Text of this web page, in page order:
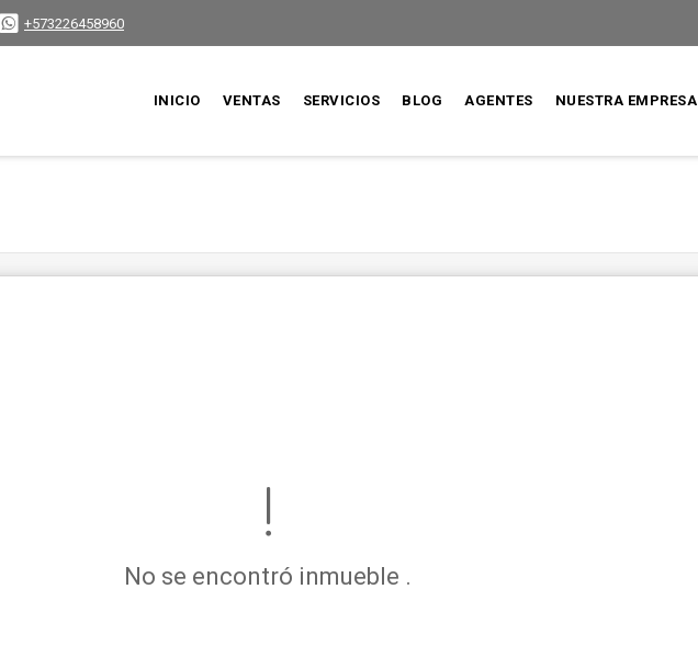
+573226458960
INICIO VENTAS SERVICIOS BLOG AGENTES NUESTRA EMPRESA
No se encontró inmueble .